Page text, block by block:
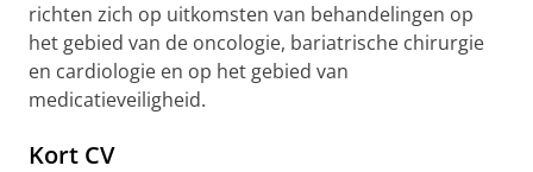
richten zich op uitkomsten van behandelingen op
het gebied van de oncologie, bariatrische chirurgie
en cardiologie en op het gebied van
medicatieveiligheid.
Kort CV